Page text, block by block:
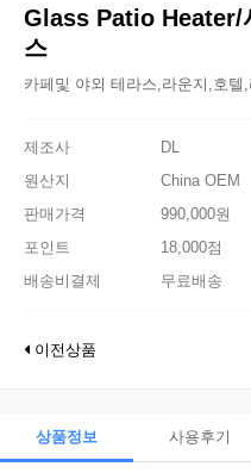
Glass Patio Heater/
스
카페및 야외 테라스,라운지,호텔
제조사
DL
원산지
China OEM
판매가격
990,000원
포인트
18,000점
배송비결제
무료배송
이전상품
상품정보 사용후기